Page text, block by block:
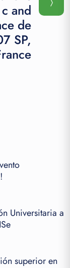
and
de
SP,
Universitaria a
superior en